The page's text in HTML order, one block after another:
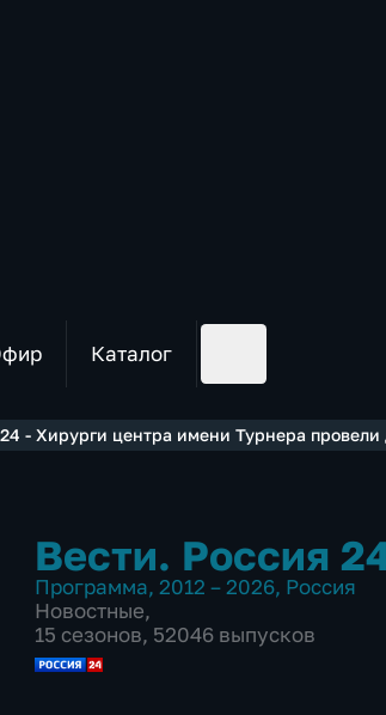
Каталог
- Хирурги центра имени Турнера
Вести. Россия
Программа, 2012 – 2026, Россия
Новостные,
15 сезонов, 52046 выпусков